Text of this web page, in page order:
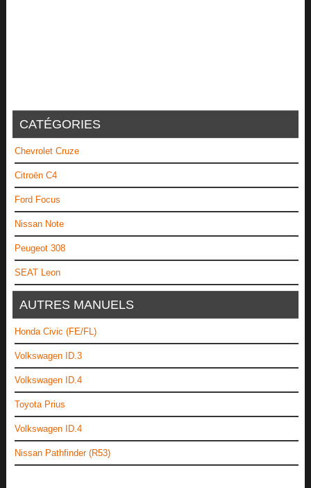
CATÉGORIES
Chevrolet Cruze
Citroën C4
Ford Focus
Nissan Note
Peugeot 308
SEAT Leon
AUTRES MANUELS
Honda Civic (FE/FL)
Volkswagen ID.3
Volkswagen ID.4
Toyota Prius
Volkswagen ID.4
Nissan Pathfinder (R53)